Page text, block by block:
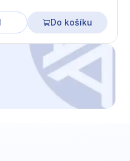
Do košíku